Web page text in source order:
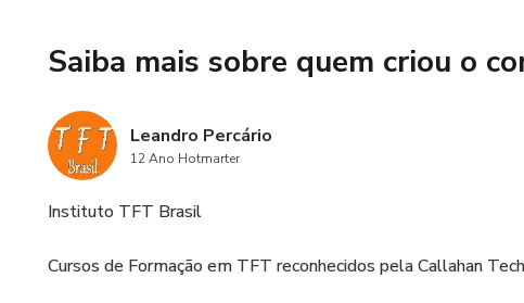
Saiba mais sobre quem criou o
Leandro Percário
12 Ano Hotmarter
Instituto TFT Brasil
Cursos de Formação em TFT reconhecidos pela Callahan